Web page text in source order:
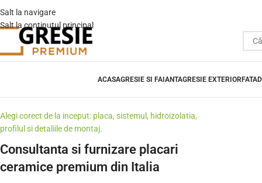
Salt la navigare
Salt la conținutul principal
ACASAGRESIE SI FAIANTAGRESIE EXTERIOR
Alegi corect de la inceput: placa, sistemul, hidroizolatia,
profilul si detaliile de montaj.
Consultanta si furnizare placari
ceramice premium din Italia